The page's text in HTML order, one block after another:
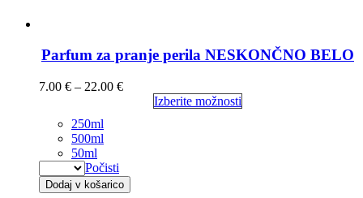
Parfum za pranje perila NESKONČNO BELO
7.00 € – 22.00 €
Izberite možnosti
250ml
500ml
50ml
Počisti
Dodaj v košarico